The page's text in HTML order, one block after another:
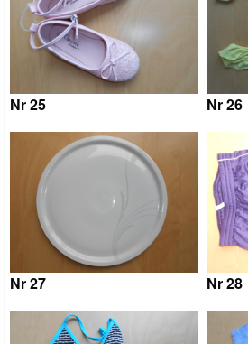
Nr 25 Nr 26
Nr 27 Nr 28